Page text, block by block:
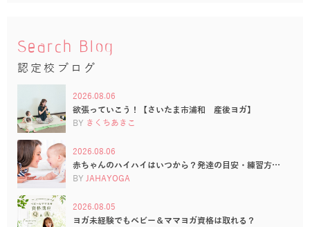
Search Blog
認定校ブログ
2026.08.06
欲張っていこう！【さいたま市浦和 産後ヨガ】
BY きくちあきこ
2026.08.06
赤ちゃんのハイハイはいつから？発達の目安・練習方…
BY JAHAYOGA
2026.08.05
ヨガ未経験でもベビー＆ママヨガ資格は取れる？